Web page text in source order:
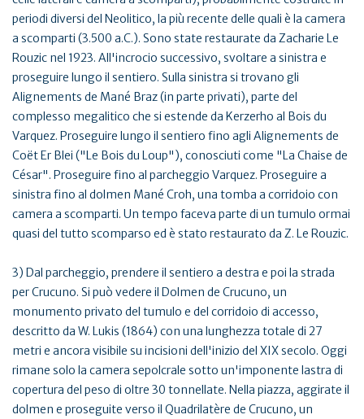
periodi diversi del Neolitico, la più recente delle quali è la camera
a scomparti (3.500 a.C.). Sono state restaurate da Zacharie Le
Rouzic nel 1923. All'incrocio successivo, svoltare a sinistra e
proseguire lungo il sentiero. Sulla sinistra si trovano gli
Alignements de Mané Braz (in parte privati), parte del
complesso megalitico che si estende da Kerzerho al Bois du
Varquez. Proseguire lungo il sentiero fino agli Alignements de
Coët Er Blei ("Le Bois du Loup"), conosciuti come "La Chaise de
César". Proseguire fino al parcheggio Varquez. Proseguire a
sinistra fino al dolmen Mané Croh, una tomba a corridoio con
camera a scomparti. Un tempo faceva parte di un tumulo ormai
quasi del tutto scomparso ed è stato restaurato da Z. Le Rouzic.
3) Dal parcheggio, prendere il sentiero a destra e poi la strada
per Crucuno. Si può vedere il Dolmen de Crucuno, un
monumento privato del tumulo e del corridoio di accesso,
descritto da W. Lukis (1864) con una lunghezza totale di 27
metri e ancora visibile su incisioni dell'inizio del XIX secolo. Oggi
rimane solo la camera sepolcrale sotto un'imponente lastra di
copertura del peso di oltre 30 tonnellate. Nella piazza, aggirate il
dolmen e proseguite verso il Quadrilatère de Crucuno, un